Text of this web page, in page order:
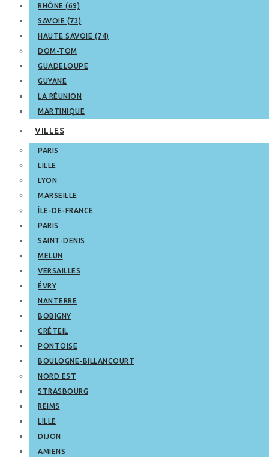
RHÔNE (69)
SAVOIE (73)
HAUTE SAVOIE (74)
DOM-TOM
GUADELOUPE
GUYANE
LA RÉUNION
MARTINIQUE
VILLES
PARIS
LILLE
LYON
MARSEILLE
ÎLE-DE-FRANCE
PARIS
SAINT-DENIS
MELUN
VERSAILLES
ÉVRY
NANTERRE
BOBIGNY
CRÉTEIL
PONTOISE
BOULOGNE-BILLANCOURT
NORD EST
STRASBOURG
REIMS
LILLE
DIJON
AMIENS